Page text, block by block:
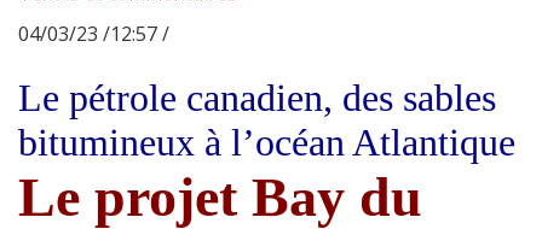
04/03/23 /12:57 /
Le pétrole canadien, des sables
bitumineux à l’océan Atlantique
Le projet Bay du